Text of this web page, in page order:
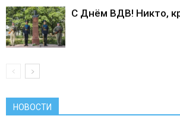
С Днём ВДВ! Никто,
НОВОСТИ